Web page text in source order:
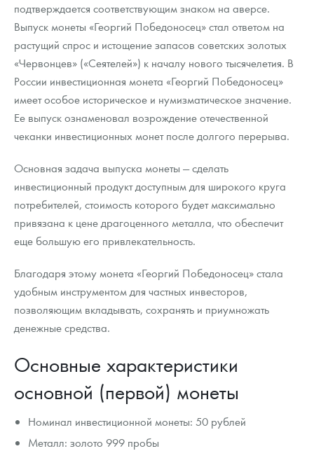
Золотая карманная галерея
Наборы подарочных и коллекционных монет
Монеты и жетоны из недрагоценных металлов
Книги по нумизматике
подтверждается соответствующим знаком на аверсе.
Выпуск монеты «Георгий Победоносец» стал ответом на
растущий спрос и истощение запасов советских золотых
«Червонцев» («Сеятелей») к началу нового тысячелетия. В
России инвестиционная монета «Георгий Победоносец»
имеет особое историческое и нумизматическое значение.
Ее выпуск ознаменовал возрождение отечественной
чеканки инвестиционных монет после долгого перерыва.
Основная задача выпуска монеты — сделать
инвестиционный продукт доступным для широкого круга
потребителей, стоимость которого будет максимально
привязана к цене драгоценного металла, что обеспечит
еще большую его привлекательность.
Благодаря этому монета «Георгий Победоносец» стала
удобным инструментом для частных инвесторов,
позволяющим вкладывать, сохранять и приумножать
денежные средства.
Основные характеристики
основной (первой) монеты
Номинал инвестиционной монеты: 50 рублей
Металл: золото 999 пробы